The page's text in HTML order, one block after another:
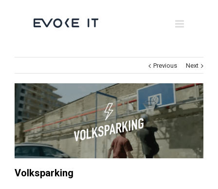
×
Museums
Corporate
All
Previous Next
Volksparking